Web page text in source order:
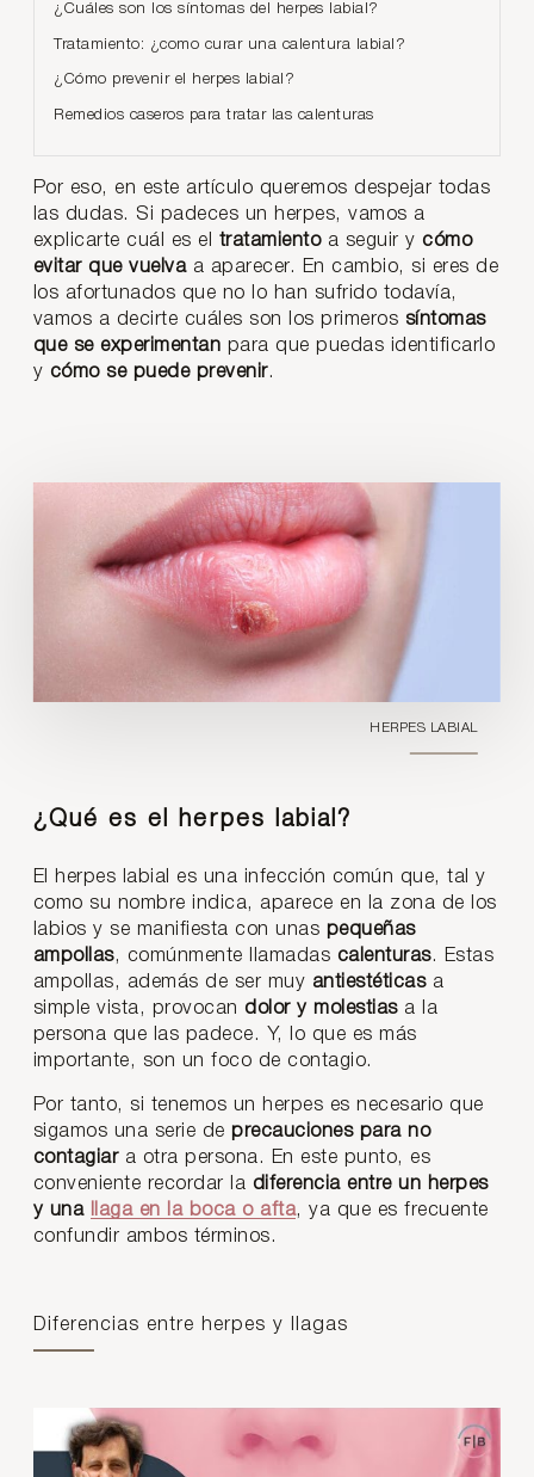
¿Cuáles son los síntomas del herpes labial?
Tratamiento: ¿como curar una calentura labial?
¿Cómo prevenir el herpes labial?
Remedios caseros para tratar las calenturas
Por eso, en este artículo queremos despejar todas
las dudas. Si padeces un herpes, vamos a
explicarte cuál es el tratamientoa seguir y cómo
evitar que vuelva a aparecer. En cambio, si eres de
los afortunados que no lo han sufrido todavía,
vamos a decirte cuáles son los primeros síntomas
que se experimentan para que puedas identificarlo
y cómo se puede prevenir.
HERPES LABIAL
¿Qué es el herpes labial?
El herpes labial es una infección común que, tal y
como su nombre indica, aparece en la zona de los
labios y se manifiesta con unas pequeñas
ampollas, comúnmente llamadas calenturas. Estas
ampollas, además de ser muy antiestéticas a
simple vista, provocan dolor y molestias a la
persona que las padece. Y, lo que es más
importante, son un foco de contagio.
Por tanto, si tenemos un herpes es necesario que
sigamos una serie de precauciones para no
contagiara otra persona. En este punto, es
conveniente recordar la diferencia entre un herpes
y una
llaga en la boca o afta, ya que es frecuente
confundir ambos términos.
Diferencias entre herpes y llagas